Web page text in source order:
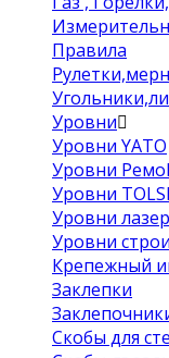
Правила
Уровни
Уровни YATO
Уровни
Уровни
Уровни
Уровни
Крепежный
Заклепки
Скобы для